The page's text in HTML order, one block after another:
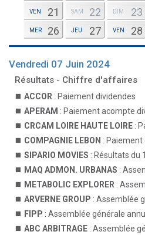
VEN 21 SAM 22 DIM 23
MER 26 JEU 27 VEN 28
Vendredi 07 Juin 2024
Résultats - Chiffre d'affaires
ACCOR : Paiement dividendes
APERAM : Paiement acompte
CRCAM LOIRE HAUTE LOIRE :
COMPAGNIE LEBON : Paiement
SIPARIO MOVIES : Résultats du
MAQ ADMON. URBANAS :
METABOLIC EXPLORER :
ARVERNE GROUP : Assemblée
FIPP : Assemblée générale
ABC ARBITRAGE : Assemblée